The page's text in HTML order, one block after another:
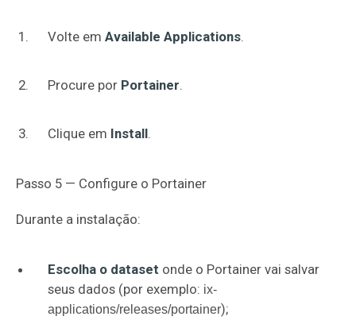
Volte em Available Applications.
Procure por Portainer.
Clique em Install.
Passo 5 — Configure o Portainer
Durante a instalação:
Escolha o dataset onde o Portainer vai salvar
seus dados (por exemplo: ix-
applications/releases/portainer);